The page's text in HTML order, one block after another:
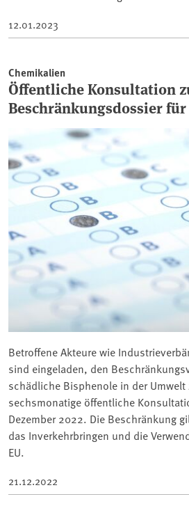
12.01.2023
Chemikalien
Öffentliche Konsultation
Beschränkungsdossier
Betroffene Akteure wie
sind eingeladen, den
schädliche Bisphenole in der
sechsmonatige öffentliche
Dezember 2022. Die Beschränkung
das Inverkehrbringen und die
EU.
21.12.2022